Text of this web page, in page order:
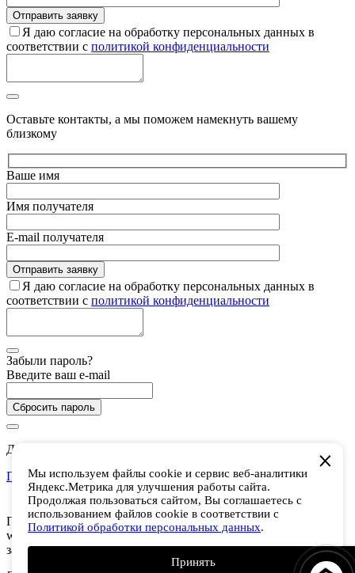
Я даю согласие на обработку персональных данных в
соответствии с политикой конфиденциальности
Оставьте контакты, а мы поможем намекнуть вашему
близкому
Ваше имя
Имя получателя
E-mail получателя
Я даю согласие на обработку персональных данных в
соответствии с политикой конфиденциальности
Забыли пароль?
Введите ваш e-mail
Сбросить пароль
Дарим 5 000 баллов на покупки в CHUKCHA
Присоединиться
Есть аккаунт? Войти
Присоединяйтесь к программе лояльности и получайте 5 000
welcome-баллов (1 балл = 1 рубль). Получайте кэшбек за
заказы и оплачивайте баллами до 50% от суммы покупки.
Мы используем файлы cookie и сервис веб-аналитики
Яндекс.Метрика для улучшения работы сайта.
Продолжая пользоваться сайтом, Вы соглашаетесь с
использованием файлов cookie в соответствии с
Политикой обработки персональных данных.
Принять